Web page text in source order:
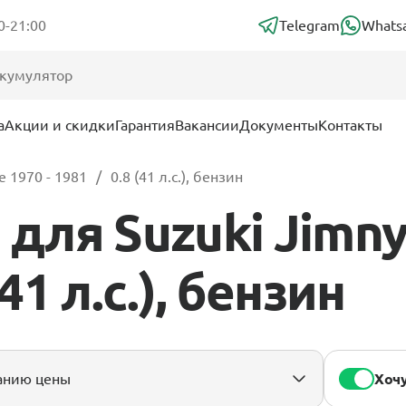
21:00 Telegram
Акции и скидкиГарантияВакансииДокументыКонтакты
1970 - 1981 0.8 (41 л.с.), бензин
Suzuki
л.с.), бензин